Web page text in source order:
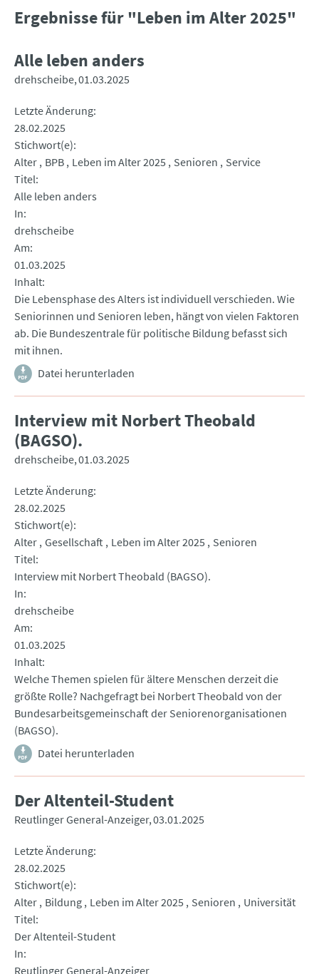
Ergebnisse für "Leben im Alter 2025"
Alle leben anders
drehscheibe 01.03.2025
Letzte Änderung
28.02.2025
Stichwort(e)
Alter BPB Leben im Alter 2025 Senioren
Service
Titel
Alle leben anders
In
drehscheibe
Am
01.03.2025
Inhalt
Die Lebensphase des Alters ist individuell verschieden. Wie
Seniorinnen und Senioren leben, hängt von vielen Faktoren
ab. Die Bundeszentrale für politische Bildung befasst sich
mit ihnen.
Datei herunterladen
Interview mit Norbert Theobald
(BAGSO).
drehscheibe 01.03.2025
Letzte Änderung
28.02.2025
Stichwort(e)
Alter Gesellschaft Leben im Alter 2025
Senioren
Titel
Interview mit Norbert Theobald (BAGSO).
In
drehscheibe
Am
01.03.2025
Inhalt
Welche Themen spielen für ältere Menschen derzeit die
größte Rolle? Nachgefragt bei Norbert Theobald von der
Bundesarbeitsgemeinschaft der Seniorenorganisationen
(BAGSO).
Datei herunterladen
Der Altenteil-Student
Reutlinger General-Anzeiger 03.01.2025
Letzte Änderung
28.02.2025
Stichwort(e)
Alter Bildung Leben im Alter 2025 Senioren
Universität
Titel
Der Altenteil-Student
In
Reutlinger General-Anzeiger